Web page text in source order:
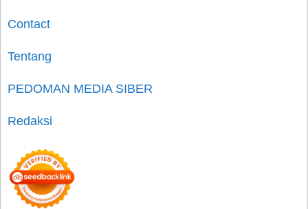
Contact
Tentang
PEDOMAN MEDIA SIBER
Redaksi